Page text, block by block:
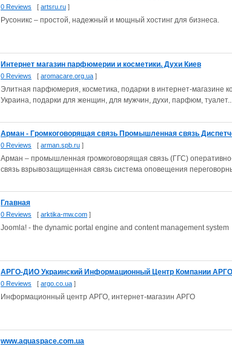
0 Reviews [ artsru.ru ]
Русоникс – простой, надежный и мощный хостинг для бизнеса.
Интернет магазин парфюмерии и косметики. Духи Киев
0 Reviews [ aromacare.org.ua ]
Элитная парфюмерия, косметика, подарки в интернет-
Украина, подарки для женщин, для мужчин, духи, парфюм,
Арман - Громкоговорящая связь Промышленная связь
0 Reviews [ arman.spb.ru ]
Арман – промышленная громкоговорящая связь (ГГС)
связь взрывозащищенная связь система оповещения
Главная
0 Reviews [ arktika-mw.com ]
Joomla! - the dynamic portal engine and content management system
АРГО-ДИО Украинский Информационный Центр Компании АРГО
0 Reviews [ argo.co.ua ]
Информационный центр АРГО, интернет-магазин АРГО
www.aquaspace.com.ua